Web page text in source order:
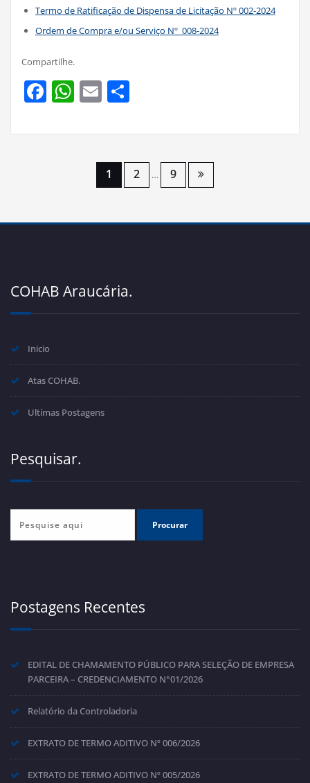
Termo de Ratificação de Dispensa de Licitação Nº 002-2024
Ordem de Compra e/ou Serviço Nº 008-2024
Compartilhe.
Facebook
WhatsApp
Email
1 2 … 9
COHAB Araucária.
Inicio
Atas COHAB.
Ultímas Postagens
Pesquisar.
Postagens Recentes
EDITAL DE CHAMAMENTO PÚBLICO PARA SELEÇÃO DE EMPRESA
PARCEIRA – CREDENCIAMENTO N°01/2026
Relatório da Controladoria
EXTRATO DE TERMO ADITIVO Nº 006/2026
EXTRATO DE TERMO ADITIVO Nº 005/2026